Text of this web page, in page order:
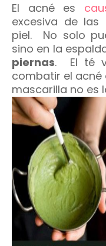
El acné es
excesiva de las
piel. No solo
sino en la
piernas. El té
combatir el acné
mascarilla no es